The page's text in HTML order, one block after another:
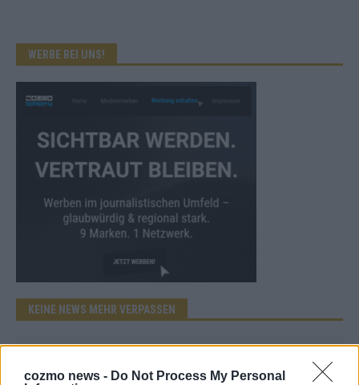
cozmo news - Do Not Process My Personal
WERBE BEI UNS!
KEINE NEWS MEHR VERPASSEN